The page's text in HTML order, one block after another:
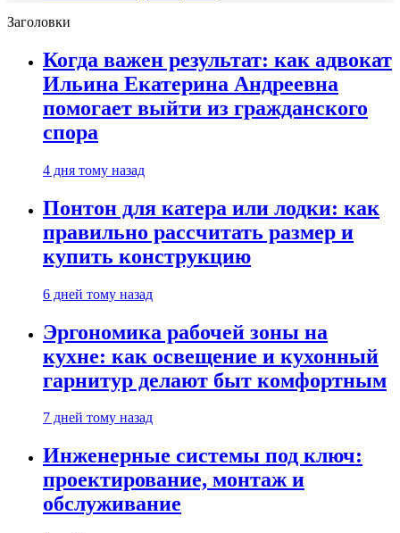
Заголовки
Когда важен результат: как адвокат
Ильина Екатерина Андреевна
помогает выйти из гражданского
спора
4 дня тому назад
Понтон для катера или лодки: как
правильно рассчитать размер и
купить конструкцию
6 дней тому назад
Эргономика рабочей зоны на
кухне: как освещение и кухонный
гарнитур делают быт комфортным
7 дней тому назад
Инженерные системы под ключ:
проектирование, монтаж и
обслуживание